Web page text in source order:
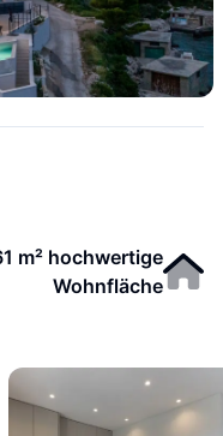
m² hochwertige
Wohnfläche